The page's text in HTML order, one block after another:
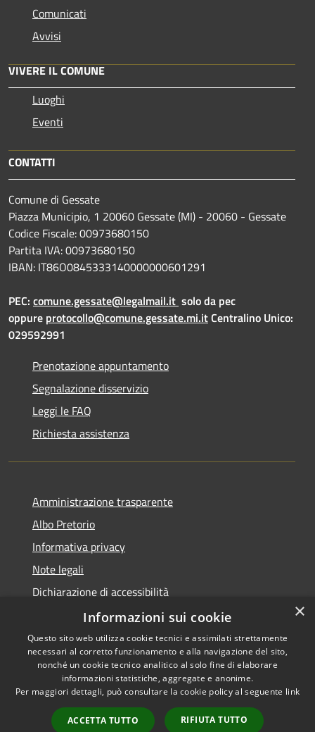
Comunicati
Avvisi
VIVERE IL COMUNE
Luoghi
Eventi
CONTATTI
Comune di Gessate
Piazza Municipio, 1 20060 Gessate (MI) - 20060 - Gessate
Codice Fiscale: 00973680150
Partita IVA: 00973680150
IBAN: IT86O0845333140000000601291
PEC: comune.gessate@legalmail.it solo da pec
oppure protocollo@comune.gessate.mi.itCentralino Unico:
029592991
Prenotazione appuntamento
Segnalazione disservizio
Leggi le FAQ
Richiesta assistenza
Amministrazione trasparente
Albo Pretorio
Informativa privacy
Note legali
Dichiarazione di accessibilità
Dichiarazione di accessibilità dal 2025
RSS
Accessibilità
Copyright © 2026 • Comune di
Gessate • Powered by
Municipium•
Accesso
×
Informazioni sui cookie
Questo sito web utilizza cookie tecnici e assimilati strettamente
necessari al corretto funzionamento e alla navigazione del sito,
nonché un cookie tecnico analitico al solo fine di elaborare
informazioni statistiche, aggregate e anonime.
Per maggiori dettagli, può consultare la cookie policy al seguente link
ACCETTA TUTTO RIFIUTA TUTTO